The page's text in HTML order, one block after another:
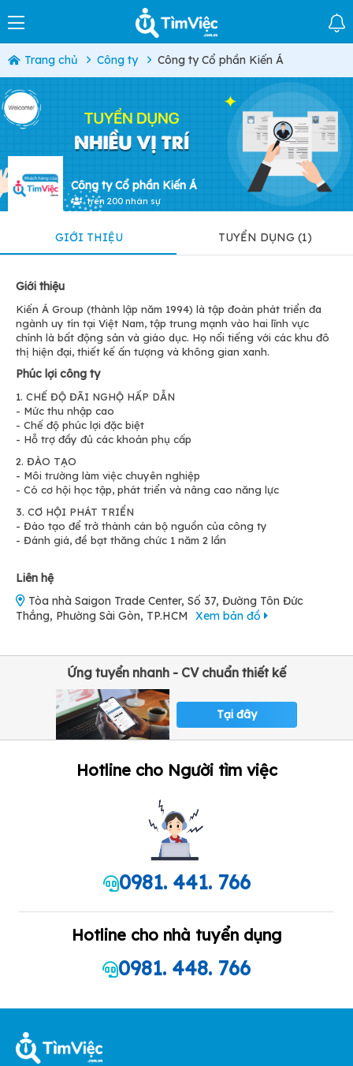
Trang chủ Công ty Công ty Cổ phần Kiến Á
Công ty Cổ phần Kiến Á
trên 200 nhân sự
GIỚI THIỆU TUYỂN DỤNG (1)
Giới thiệu
Kiến Á Group (thành lập năm 1994) là tập đoàn phát triển đa
ngành uy tín tại Việt Nam, tập trung mạnh vào hai lĩnh vực
chính là bất động sản và giáo dục. Họ nổi tiếng với các khu đô
thị hiện đại, thiết kế ấn tượng và không gian xanh.
Phúc lợi công ty
1. CHẾ ĐỘ ĐÃI NGHỘ HẤP DẪN
- Mức thu nhập cao
- Chế độ phúc lợi đặc biệt
- Hỗ trợ đầy đủ các khoản phụ cấp
2. ĐÀO TẠO
- Môi trường làm việc chuyên nghiệp
- Có cơ hội học tập, phát triển và nâng cao năng lực
3. CƠ HỘI PHÁT TRIỂN
- Đào tạo để trở thành cán bộ nguồn của công ty
- Đánh giá, đề bạt thăng chức 1 năm 2 lần
Liên hệ
Tòa nhà Saigon Trade Center, Số 37, Đường Tôn Đức
Thắng, Phường Sài Gòn, TP.HCM Xem bản đồ
Ứng tuyển nhanh - CV chuẩn thiết kế
Tại đây
Hotline cho Người tìm việc
0981. 441. 766
Hotline cho nhà tuyển dụng
0981. 448. 766